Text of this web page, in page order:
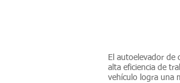
El autoelevador de
alta eficiencia de
vehículo logra una